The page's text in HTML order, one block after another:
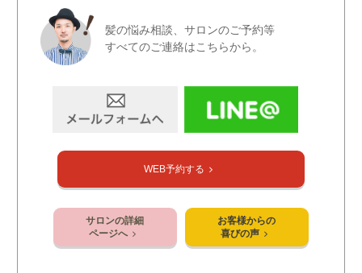
髪の悩み相談、サロンのご予約等
すべてのご連絡はこちらから。
WEB予約する
サロンの詳細
ページへ
お客様からの
喜びの声